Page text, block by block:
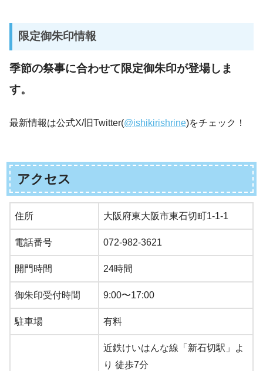
限定御朱印情報
季節の祭事に合わせて限定御朱印が登場しま
す。
最新情報は公式X/旧Twitter(@ishikirishrine)をチェック！
アクセス
住所 大阪府東大阪市東石切町1-1-1
電話番号 072-982-3621
開門時間 24時間
御朱印受付時間 9:00〜17:00
駐車場 有料
近鉄けいはんな線「新石切駅」よ
り 徒歩7分